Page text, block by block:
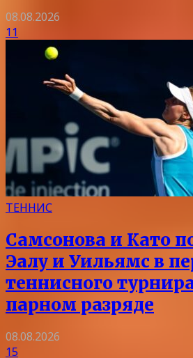
08.08.2026
11
ТЕННИС
Самсонова и Като
Эалу и Уильямс в
теннисного
парном разряде
08.08.2026
15